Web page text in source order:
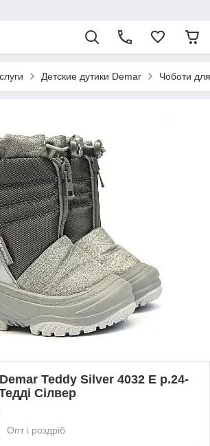
Детские дутики Demar Чоботи
Teddy Silver 4032 E р.24-
Сілвер
Опт і роздріб